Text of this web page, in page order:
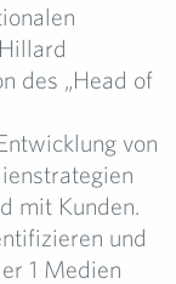
des „Head of
von
mit Kunden.
und
1 Medien